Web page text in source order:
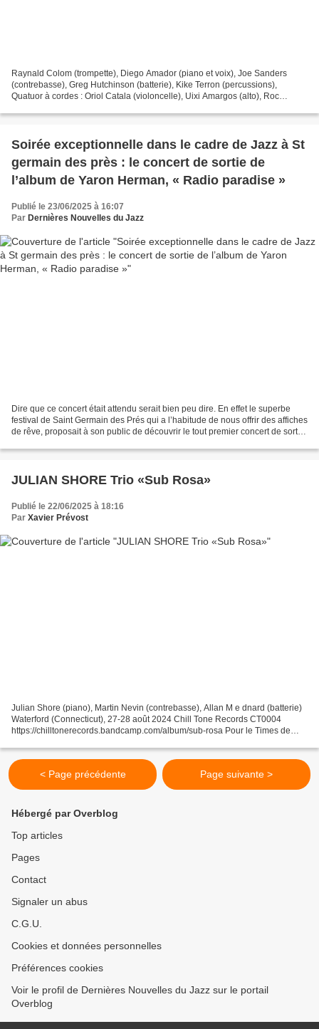
Raynald Colom (trompette), Diego Amador (piano et voix), Joe Sanders
(contrebasse), Greg Hutchinson (batterie), Kike Terron (percussions),
Quatuor à cordes : Oriol Catala (violoncelle), Uixi Amargos (alto), Roc
Soirée exceptionnelle dans le cadre de Jazz à St
germain des près : le concert de sortie de
l’album de Yaron Herman, « Radio paradise »
Publié le 23/06/2025 à 16:07
Par Dernières Nouvelles du Jazz
Dire que ce concert était attendu serait bien peu dire. En effet le superbe
festival de Saint Germain des Prés qui a l’habitude de nous offrir des affiches
de rêve, proposait à son public de découvrir le tout premier concert de sortie
JULIAN SHORE Trio «Sub Rosa»
Publié le 22/06/2025 à 18:16
Par Xavier Prévost
Julian Shore (piano), Martin Nevin (contrebasse), Allan M e dnard (batterie)
Waterford (Connecticut), 27-28 août 2024 Chill Tone Records CT0004
https://chilltonerecords.bandcamp.com/album/sub-rosa Pour le Times de
< Page précédente Page suivante >
Hébergé par Overblog
Top articles
Pages
Contact
Signaler un abus
C.G.U.
Cookies et données personnelles
Préférences cookies
Voir le profil de Dernières Nouvelles du Jazz sur le portail
Overblog